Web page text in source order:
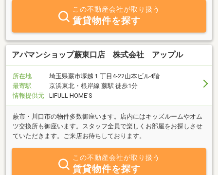
この不動産会社が取り扱う
賃貸物件を探す
アパマンショップ蕨東口店 株式会社 アップル
所在地
埼玉県蕨市塚越１丁目4-22山本ビル4階
最寄駅
京浜東北・根岸線 蕨駅 徒歩1分
情報提供元
LIFULL HOME'S
蕨市・川口市の物件多数御座います。店内にはキッズルームやオム
ツ交換所も御座います。スタッフ全員で楽しくお部屋をお探しさせ
ていただきます。ご来店お待ちしております。
この不動産会社が取り扱う
賃貸物件を探す